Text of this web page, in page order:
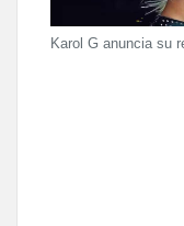
Karol G anuncia su